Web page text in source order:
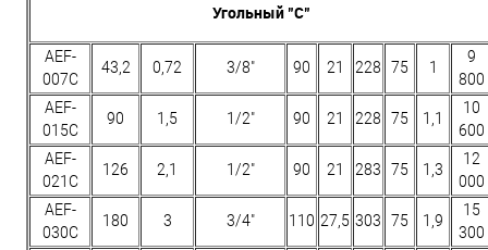
Угольный "C"
AEF-
007C
43,2 0,72 3/8" 90 21 228 75 1
9
800
AEF-
015C
90 1,5 1/2" 90 21 228 75 1,1
10
600
AEF-
021C
126 2,1 1/2" 90 21 283 75 1,3
12
000
AEF-
030C
180 3 3/4" 110 27,5 303 75 1,9
15
300